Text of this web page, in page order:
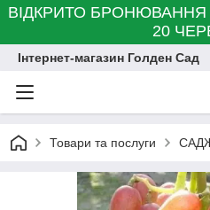
ВІДКРИТО БРОНЮВАННЯ
20
Інтернет-магазин Голден Сад
Товари та послуги